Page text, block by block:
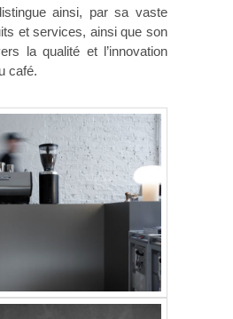
ainsi, par sa vaste
et services, ainsi que son
la qualité et l’innovation
café.